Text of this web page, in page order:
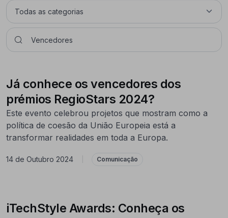
Já conhece os vencedores dos
prémios RegioStars 2024?
Este evento celebrou projetos que mostram como a
política de coesão da União Europeia está a
transformar realidades em toda a Europa.
14 de Outubro 2024 Comunicação
iTechStyle Awards: Conheça os